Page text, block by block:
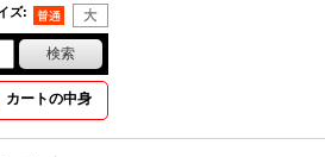
ズ:
カートの中身